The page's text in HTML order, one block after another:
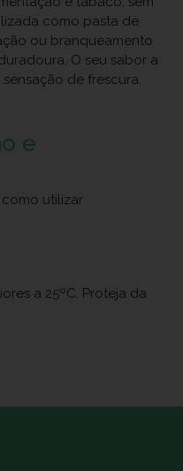
como pasta de
ou branqueamento
O seu sabor a
de frescura.
e
utilizar
a 25ºC. Proteja da